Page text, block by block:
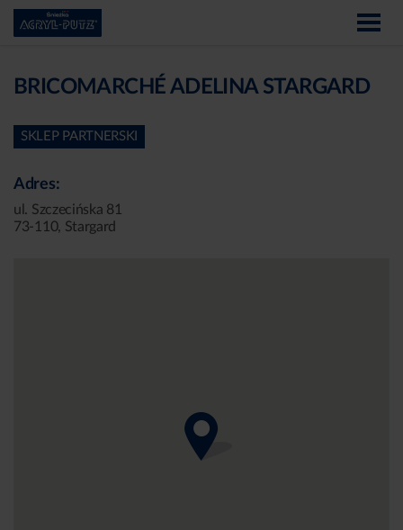
BRICOMARCHÉ ADELINA STARGARD
SKLEP PARTNERSKI
Adres:
ul. Szczecińska 81
73-110, Stargard